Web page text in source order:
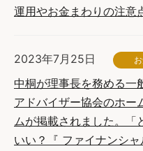
運用やお金まわりの注意
2023年7月25日
中桐が理事長を務める一
アドバイザー協会のホー
ムが掲載されました。「
いい？『 ファイナンシ